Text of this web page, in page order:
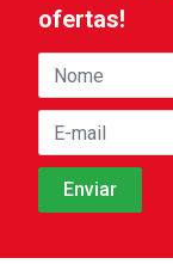
ofertas!